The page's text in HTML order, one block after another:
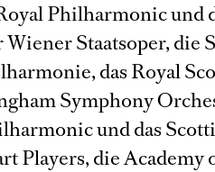
Philharmonic und
Staatsoper, die
das Royal
Symphony
und das
Players, die